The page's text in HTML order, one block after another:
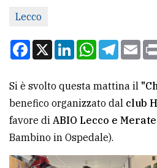
tua
pubblicità
CERCA
Cerca
per
comune
Lecco
Facebook
X LinkedInWhatsApp
Si è svolto questa mattina il
benefico organizzato dal club
favore di ABIO Lecco e Merate
Bambino in Ospedale).